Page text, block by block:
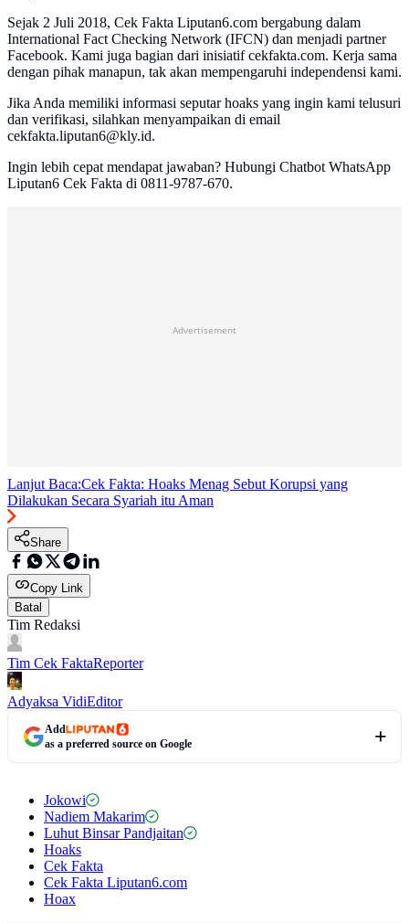
Sejak 2 Juli 2018, Cek Fakta Liputan6.com bergabung dalam
International Fact Checking Network (IFCN) dan menjadi partner
Facebook. Kami juga bagian dari inisiatif cekfakta.com. Kerja sama
dengan pihak manapun, tak akan mempengaruhi independensi kami.
Jika Anda memiliki informasi seputar hoaks yang ingin kami telusuri
dan verifikasi, silahkan menyampaikan di email
cekfakta.liputan6@kly.id.
Ingin lebih cepat mendapat jawaban? Hubungi Chatbot WhatsApp
Liputan6 Cek Fakta di 0811-9787-670.
Advertisement
Lanjut Baca:Cek Fakta: Hoaks Menag Sebut Korupsi yang
Dilakukan Secara Syariah itu Aman
Share
Copy Link
Batal
Tim Redaksi
Tim Cek FaktaReporter
Adyaksa VidiEditor
Add
as a preferred source on Google
Jokowi
Nadiem Makarim
Luhut Binsar Pandjaitan
Hoaks
Cek Fakta
Cek Fakta Liputan6.com
Hoax